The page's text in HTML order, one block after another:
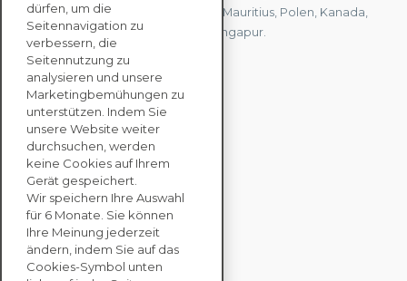
Vereinigten Königreich, Hongkong, Mauritius, Polen, Kanada,
Deutschland, Japan, Spanien und Singapur.
KONTAKTIEREN SIE
UNS
UNTERNEHMENS
LÖSUNGEN
NACHHALTIGKEITS
BEWERTUNGEN
RESSOURCEN
dürfen, um die
Seitennavigation zu
verbessern, die
Seitennutzung zu
analysieren und unsere
Marketingbemühungen zu
unterstützen. Indem Sie
unsere Website weiter
durchsuchen, werden
keine Cookies auf Ihrem
Gerät gespeichert.
Wir speichern Ihre Auswahl
für 6 Monate. Sie können
Ihre Meinung jederzeit
ändern, indem Sie auf das
Cookies-Symbol unten